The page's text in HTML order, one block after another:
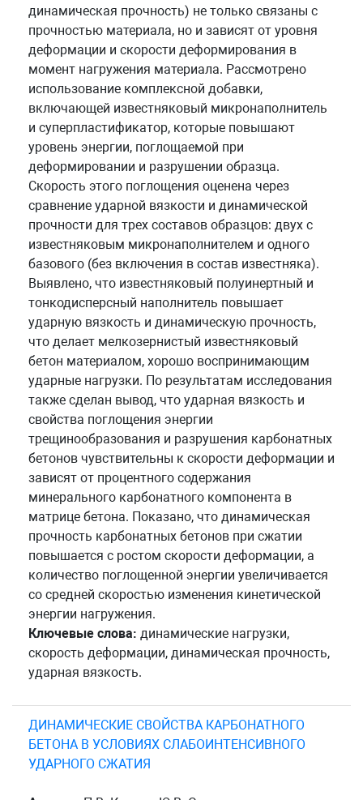
динамическая прочность) не только связаны с
прочностью материала, но и зависят от уровня
деформации и скорости деформирования в
момент нагружения материала. Рассмотрено
использование комплексной добавки,
включающей известняковый микронаполнитель
и суперпластификатор, которые повышают
уровень энергии, поглощаемой при
деформировании и разрушении образца.
Скорость этого поглощения оценена через
сравнение ударной вязкости и динамической
прочности для трех составов образцов: двух с
известняковым микронаполнителем и одного
базового (без включения в состав известняка).
Выявлено, что известняковый полуинертный и
тонкодисперсный наполнитель повышает
ударную вязкость и динамическую прочность,
что делает мелкозернистый известняковый
бетон материалом, хорошо воспринимающим
ударные нагрузки. По результатам исследования
также сделан вывод, что ударная вязкость и
свойства поглощения энергии
трещинообразования и разрушения карбонатных
бетонов чувствительны к скорости деформации и
зависят от процентного содержания
минерального карбонатного компонента в
матрице бетона. Показано, что динамическая
прочность карбонатных бетонов при сжатии
повышается с ростом скорости деформации, а
количество поглощенной энергии увеличивается
со средней скоростью изменения кинетической
энергии нагружения.
Ключевые слова: динамические нагрузки,
скорость деформации, динамическая прочность,
ударная вязкость.
ДИНАМИЧЕСКИЕ СВОЙСТВА КАРБОНАТНОГО
БЕТОНА В УСЛОВИЯХ СЛАБОИНТЕНСИВНОГО
УДАРНОГО СЖАТИЯ